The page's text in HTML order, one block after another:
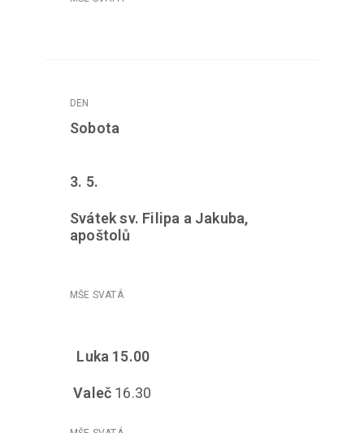
Sobota
3. 5.
Svátek sv. Filipa a Jakuba,
apoštolů
Luka 15.00
Valeč 16.30